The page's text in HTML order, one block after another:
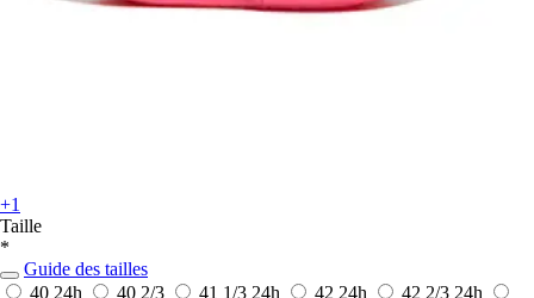
+1
Taille
*
Guide des tailles
40 24h 40 2/3 41 1/3 24h 42 24h 42 2/3 24h